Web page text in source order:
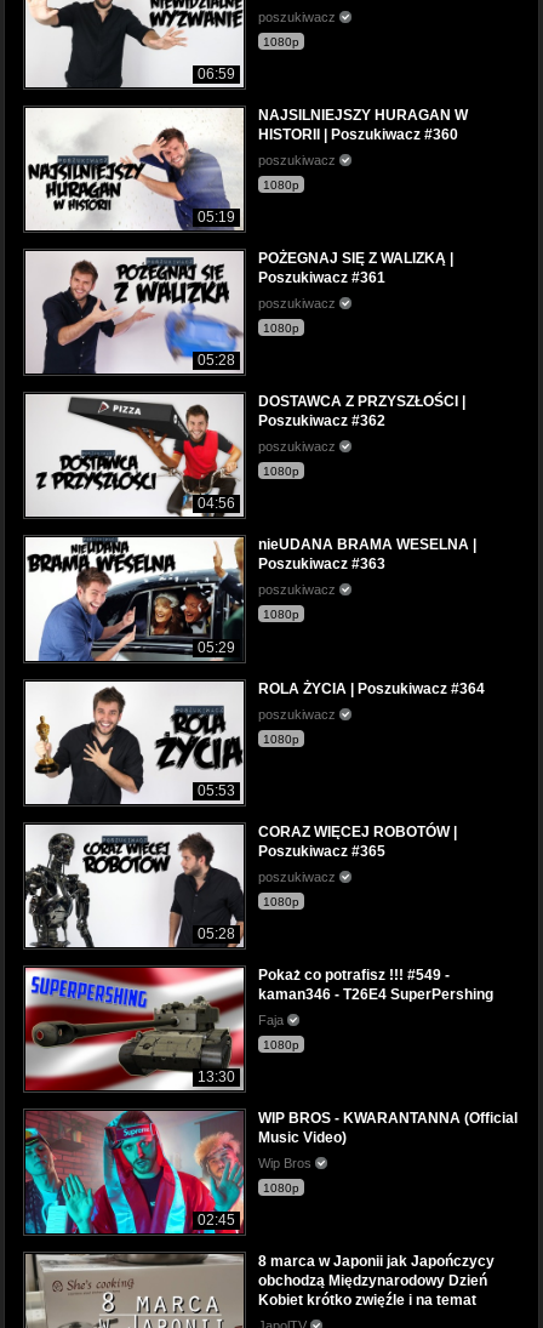
06:59
poszukiwacz
1080p
05:19
NAJSILNIEJSZY HURAGAN W
HISTORII | Poszukiwacz #360
poszukiwacz
1080p
05:28
POŻEGNAJ SIĘ Z WALIZKĄ |
Poszukiwacz #361
poszukiwacz
1080p
04:56
DOSTAWCA Z PRZYSZŁOŚCI |
Poszukiwacz #362
poszukiwacz
1080p
05:29
nieUDANA BRAMA WESELNA |
Poszukiwacz #363
poszukiwacz
1080p
05:53
ROLA ŻYCIA | Poszukiwacz #364
poszukiwacz
1080p
05:28
CORAZ WIĘCEJ ROBOTÓW |
Poszukiwacz #365
poszukiwacz
1080p
13:30
Pokaż co potrafisz !!! #549 -
kaman346 - T26E4 SuperPershing
Faja
1080p
02:45
WIP BROS - KWARANTANNA (Official
Music Video)
Wip Bros
1080p
8 marca w Japonii jak Japończycy
obchodzą Międzynarodowy Dzień
Kobiet krótko zwięźle i na temat